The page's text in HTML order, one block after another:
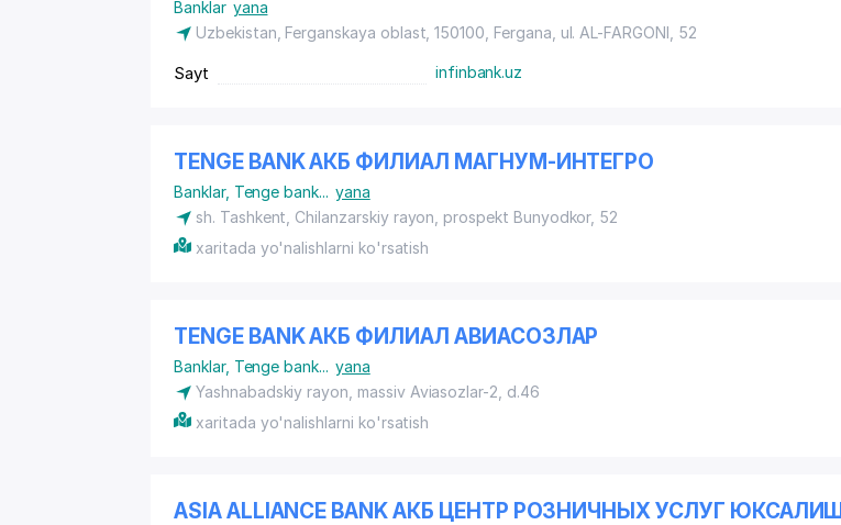
Banklar yana
Uzbekistan, Ferganskaya oblast, 150100, Fergana, ul. AL-FARGONI, 52
Sayt infinbank.uz
TENGE BANK АКБ ФИЛИАЛ МАГНУМ-ИНТЕГРО
Banklar, Tenge bank... yana
sh. Tashkent, Chilanzarskiy rayon , prospekt Bunyodkor, 52
xaritada yo'nalishlarni ko'rsatish
TENGE BANK АКБ ФИЛИАЛ АВИАСОЗЛАР
Banklar, Tenge bank... yana
Yashnabadskiy rayon , massiv Aviasozlar-2, d.46
xaritada yo'nalishlarni ko'rsatish
ASIA ALLIANCE BANK АКБ ЦЕНТР РОЗНИЧНЫХ УСЛУГ ЮКСАЛИШ